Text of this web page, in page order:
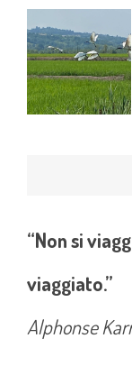
“Non si
viaggiato.”
Alphonse